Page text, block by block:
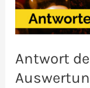
Antwort